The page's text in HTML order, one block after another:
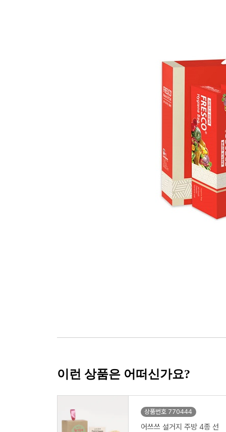
이런 상품은 어떠신가요?
상품번호 770444
어쓰쓰 설거지 주방 4종 선